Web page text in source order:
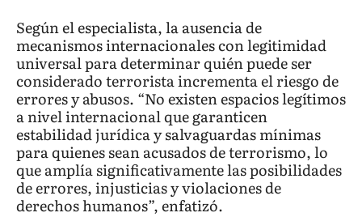
Según el especialista, la ausencia de
mecanismos internacionales con legitimidad
universal para determinar quién puede ser
considerado terrorista incrementa el riesgo de
errores y abusos. “No existen espacios legítimos
a nivel internacional que garanticen
estabilidad jurídica y salvaguardas mínimas
para quienes sean acusados de terrorismo, lo
que amplía significativamente las posibilidades
de errores, injusticias y violaciones de
derechos humanos”, enfatizó.